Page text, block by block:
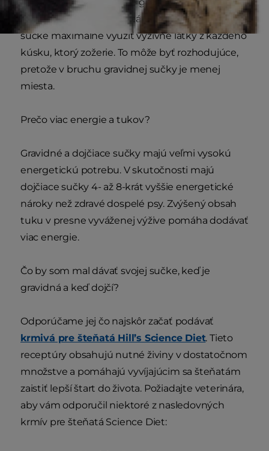
dojčiacej sučky je dôležitá, pretože pomáha
sučke maximálne využiť výživné látky z každého
kúsku, ktorý zožerie. To môže byť rozhodujúce,
pretože v bruchu gravidnej sučky je menej
miesta.
Prečo viac energie a tukov?
Gravidné a dojčiace sučky majú veľmi vysokú
energetickú potrebu. V skutočnosti majú
dojčiace sučky 4- až 8-krát vyššie energetické
nároky než zdravé dospelé psy. Zvýšený obsah
tuku v presne vyváženej výžive pomáha dodávať
viac energie.
Čo by som mal dávať svojej sučke, keď je
gravidná a keď dojčí?
Odporúčame jej čo najskôr začať podávať
krmivá pre šteňatá Hill’s Science Diet. Tieto
receptúry obsahujú nutné živiny v dostatočnom
množstve a pomáhajú vyvíjajúcim sa šteňatám
zaistiť lepší štart do života. Požiadajte veterinára,
aby vám odporučil niektoré z nasledovných
krmív pre šteňatá Science Diet: